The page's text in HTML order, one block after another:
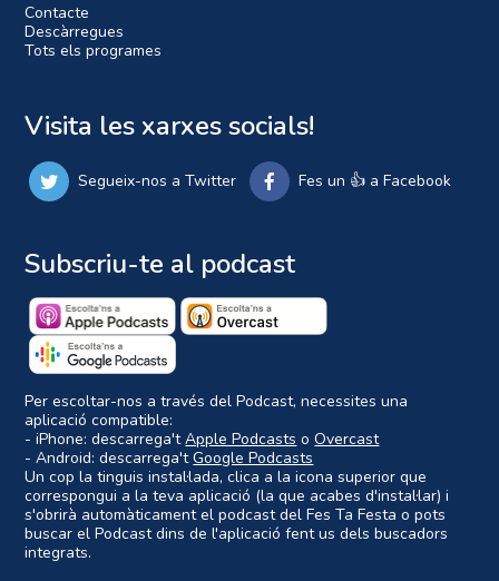
Contacte
Descàrregues
Tots els programes
Visita les xarxes socials!
Segueix-nos a Twitter Fes un 👍 a Facebook
Subscriu-te al podcast
Per escoltar-nos a través del Podcast, necessites una
aplicació compatible:
- iPhone: descarrega'tApple Podcasts oOvercast
- Android: descarrega'tGoogle Podcasts
Un cop la tinguis instal·lada, clica a la icona superior que
correspongui a la teva aplicació (la que acabes d'instal·lar) i
s'obrirà automàticament el podcast del Fes Ta Festa o pots
buscar el Podcast dins de l'aplicació fent us dels buscadors
integrats.